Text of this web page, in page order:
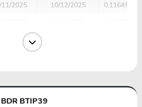
11/2025 10/12/2025
0,11645768
09/2025
BTIP39